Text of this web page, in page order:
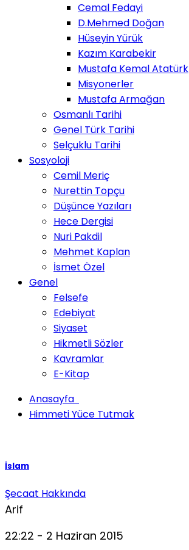
Cemal Fedayi
D.Mehmed Doğan
Hüseyin Yürük
Kazım Karabekir
Mustafa Kemal Atatürk
Misyonerler
Mustafa Armağan
Osmanlı Tarihi
Genel Türk Tarihi
Selçuklu Tarihi
Sosyoloji
Cemil Meriç
Nurettin Topçu
Düşünce Yazıları
Hece Dergisi
Nuri Pakdil
Mehmet Kaplan
İsmet Özel
Genel
Felsefe
Edebiyat
Siyaset
Hikmetli Sözler
Kavramlar
E-Kitap
Anasayfa
Himmeti Yüce Tutmak
İslam
Şecaat Hakkında
Arif
22:22 - 2 Haziran 2015